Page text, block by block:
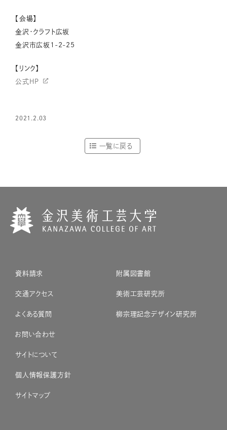
【会場】
金沢・クラフト広坂
金沢市広坂1-2-25
【リンク】
公式HP
2021.2.03
一覧に戻る
資料請求
交通アクセス
よくある質問
お問い合わせ
サイトについて
個人情報保護方針
サイトマップ
附属図書館
美術工芸研究所
柳宗理記念デザイン研究所